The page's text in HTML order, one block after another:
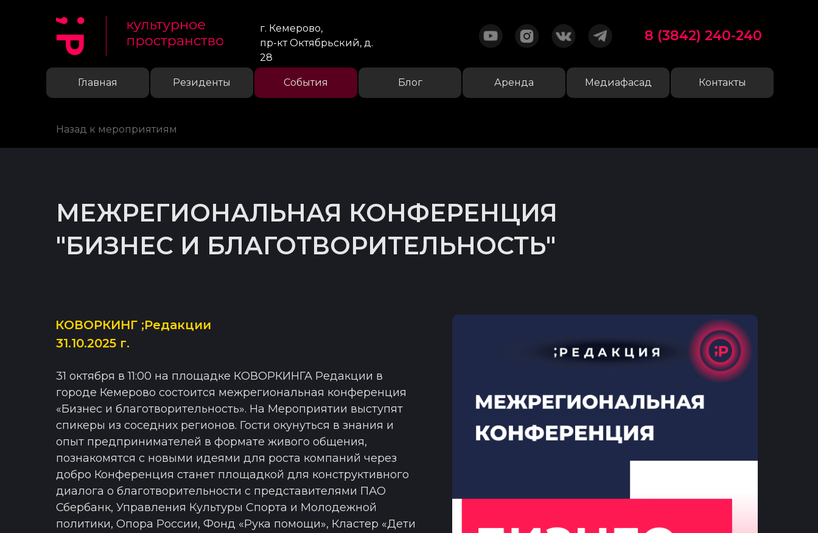
г. Кемерово,
пр-кт Октябрьский, д.
28
8 (3842) 240-240
Главная Резиденты События Блог Аренда Медиафасад Контакты
Назад к мероприятиям
МЕЖРЕГИОНАЛЬНАЯ КОНФЕРЕНЦИЯ
"БИЗНЕС И БЛАГОТВОРИТЕЛЬНОСТЬ"
КОВОРКИНГ ;Редакции
31.10.2025 г.
31 октября в 11:00 на площадке КОВОРКИНГА Редакции в
городе Кемерово состоится межрегиональная конференция
«Бизнес и благотворительность». На Мероприятии выступят
спикеры из соседних регионов. Гости окунуться в знания и
опыт предпринимателей в формате живого общения,
познакомятся с новыми идеями для роста компаний через
добро Конференция станет площадкой для конструктивного
диалога о благотворительности с представителями ПАО
Сбербанк, Управления Культуры Спорта и Молодежной
политики, Опора России, Фонд «Рука помощи», Кластер «Дети